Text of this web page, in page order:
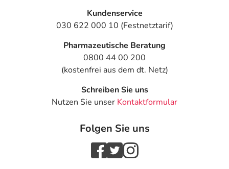
Kundenservice
030 622 000 10 (Festnetztarif)
Pharmazeutische Beratung
0800 44 00 200
(kostenfrei aus dem dt. Netz)
Schreiben Sie uns
Nutzen Sie unser Kontaktformular
Folgen Sie uns